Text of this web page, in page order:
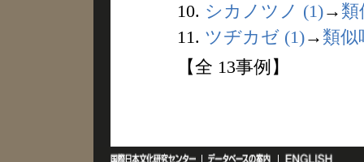
10. シカノツノ (1)→ 類
11. ツヂカゼ (1)→ 類似
【全 13事例】